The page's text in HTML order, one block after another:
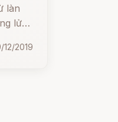
làn
lửa
12/2019